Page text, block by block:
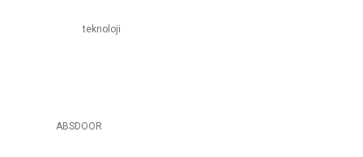
ABSDOOR, sonteknoloji
ABSDOOR